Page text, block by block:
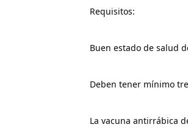
Requisitos:
Buen estado de salud
Deben tener mínimo
La vacuna antirrábica